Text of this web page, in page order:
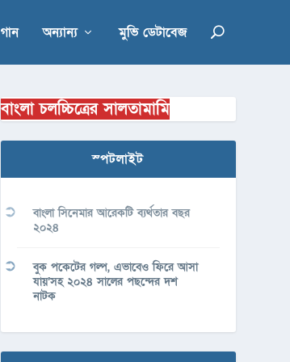
গান অন্যান্য মুভি ডেটাবেজ
বাংলা চলচ্চিত্রের সালতামামি
স্পটলাইট
বাংলা সিনেমার আরেকটি ব্যর্থতার বছর
২০২৪
বুক পকেটের গল্প, এভাবেও ফিরে আসা
যায়’সহ ২০২৪ সালের পছন্দের দশ
নাটক